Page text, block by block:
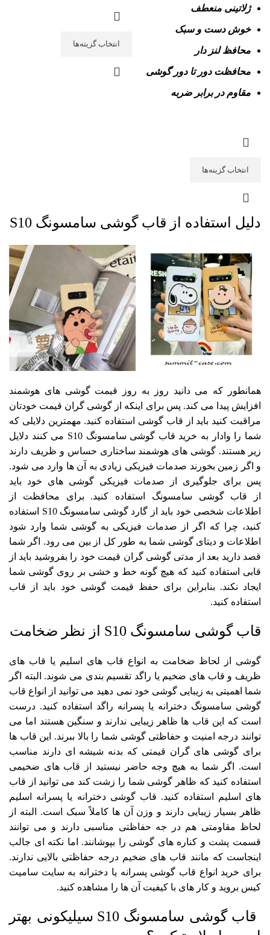
ژلاتینی منعطف
خوش دست و سبک
محافظ لنز دار
محافظت دور تا دور گوشی
مقاوم در برابر ضربه
انتخاب گزینه‌ها
انتخاب گزینه‌ها
دلیل استفاده از قاب گوشی سامسونگ S10
همانطور که می‌ دانید روز به روز قیمت گوشی های هوشمند
افزایش پیدا می‌ کند‌. پس برای اینکه از گوشی گران قیمت خودتان
مراقبت کنید باید از قاب گوشی استفاده کنید. مهمترین دلایلی که
شما را وادار به خرید قاب گوشی سامسونگ S10 می کنند دلایل
زیر هستند. گوشی های هوشمند ساختاری حساس و ظریف دارند
و اگر زمین بخورند صدمات فیزیکی زیادی به آن ها وارد می شود.
پس برای جلوگیری از صدمات فیزیکی گوشی های خود باید
از قاب گوشی سامسونگ استفاده کنید. برای محافظت از
اطلاعات شخصی خود باید از گارد گوشی سامسونگ S10 استفاده
کنید، چرا که اگر از صدمات فیزیکی به گوشی شما وارد شود
اطلاعات و دیتای گوشی شما به طور کل از بین می رود. اگر شما
قصد دارید بعد از مدتی گوشی گران قیمت خود را بفروشید باید از
قابی استفاده کنید که هیچ گونه خط و خشی بر روی گوشی شما
ایجاد نکند. بنابراین برای حفظ قیمت گوشی خود باید از قاب
استفاده کنید.
قاب گوشی سامسونگ S10 از نظر ضخامت
گوشی از لحاظ ضخامت به انواع قاب های اسلیم یا قاب های
ظریف و قاب های ضخیم یا راگد تقسیم بندی می شوند. البته اگر
شما اهمیتی به زیبایی گوشی خود نمی دهید می توانید از انواع قاب
گوشی سامسونگ دخترانه یا پسرانه راگد استفاده کنید. درست
است که این قاب ها ظاهر زیبایی ندارند و سنگین هستند اما می
توانند درجه امنیت و حفاظتی گوشی شما را بالا ببرند. این قاب ها
برای گوشی های گران قیمتی که بدنه شیشه ای دارند مناسب
است. اگر شما به هیچ وجه حاضر نیستید از قاب های ضخیمی
استفاده کنید که ظاهر گوشی شما را زشت کند می توانید از قاب
های اسلیم استفاده کنید. قاب گوشی دخترانه یا پسرانه اسلیم
ظاهر بسیار زیبایی دارند و وزن آن ها کاملاً سبک است. البته از
لحاظ مقاومتی هم در جه حفاظتی مناسبی دارند و می توانند
قسمت پشت و کناره های گوشی را بپوشانند. اما نکته ای جالب
اینجاست که مانند قاب های ضخیم درجه حفاظتی بالایی ندارند.
برای خرید انواع قاب گوشی پسرانه یا دخترانه به سایت سامیت
کیس بروید و کار های با کیفیت آن ها را مشاهده کنید.
قاب گوشی سامسونگ S10 سیلیکونی بهتر